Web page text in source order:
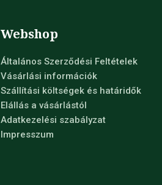
Webshop
Általános Szerződési Feltételek
Vásárlási információk
Szállítási költségek és határidők
Elállás a vásárlástól
Adatkezelési szabályzat
Impresszum